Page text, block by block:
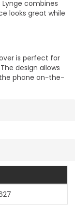
combines
looks great while
is perfect for
design allows
phone on-the-